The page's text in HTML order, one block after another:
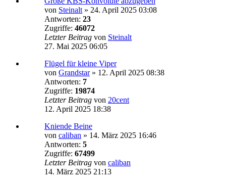
von Steinalt » 24. April 2025 03:08
Antworten: 23
Zugriffe: 46072
Letzter Beitrag von Steinalt
27. Mai 2025 06:05
Flügel für kleine Viper
von Grandstar» 12. April 2025 08:38
Antworten: 7
Zugriffe: 19874
Letzter Beitrag von 20cent
12. April 2025 18:38
Kniende Beine
von caliban » 14. März 2025 16:46
Antworten: 5
Zugriffe: 67499
Letzter Beitrag von caliban
14. März 2025 21:13